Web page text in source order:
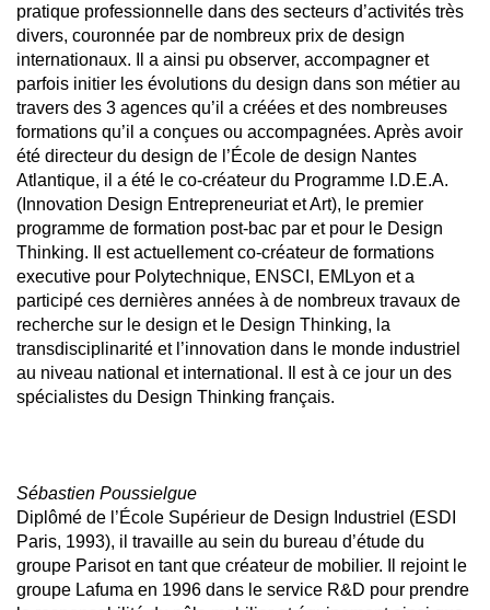
pratique professionnelle dans des secteurs d’activités très
divers, couronnée par de nombreux prix de design
internationaux. Il a ainsi pu observer, accompagner et
parfois initier les évolutions du design dans son métier au
travers des 3 agences qu’il a créées et des nombreuses
formations qu’il a conçues ou accompagnées. Après avoir
été directeur du design de l’École de design Nantes
Atlantique, il a été le co-créateur du Programme I.D.E.A.
(Innovation Design Entrepreneuriat et Art), le premier
programme de formation post-bac par et pour le Design
Thinking. Il est actuellement co-créateur de formations
executive pour Polytechnique, ENSCI, EMLyon et a
participé ces dernières années à de nombreux travaux de
recherche sur le design et le Design Thinking, la
transdisciplinarité et l’innovation dans le monde industriel
au niveau national et international. Il est à ce jour un des
spécialistes du Design Thinking français.
Sébastien Poussielgue
Diplômé de l’École Supérieur de Design Industriel (ESDI
Paris, 1993), il travaille au sein du bureau d’étude du
groupe Parisot en tant que créateur de mobilier. Il rejoint le
groupe Lafuma en 1996 dans le service R&D pour prendre